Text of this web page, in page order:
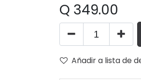
Q 349.00
Añadir a lista de